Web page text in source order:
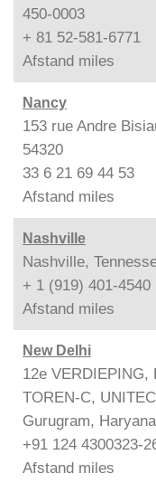
450-0003
+ 81 52-581-6771
Afstand miles
Nancy
153 rue Andre
54320
33 6 21 69 44 53
Afstand miles
Nashville
Nashville,
+ 1 (919) 401-4540
Afstand miles
New Delhi
12e VERDIEPING,
TOREN-C,
Gurugram,
+91 124 4300323-
Afstand miles